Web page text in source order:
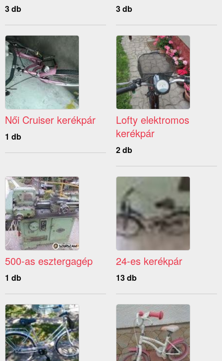
3 db 3 db
Női Cruiser kerékpár
1 db
Lofty elektromos
kerékpár
2 db
500-as esztergagép
1 db
24-es kerékpár
13 db